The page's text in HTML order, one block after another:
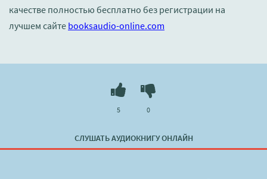
качестве полностью бесплатно без регистрации на
лучшем сайте booksaudio-online.com
СЛУШАТЬ АУДИОКНИГУ ОНЛАЙН
5 0